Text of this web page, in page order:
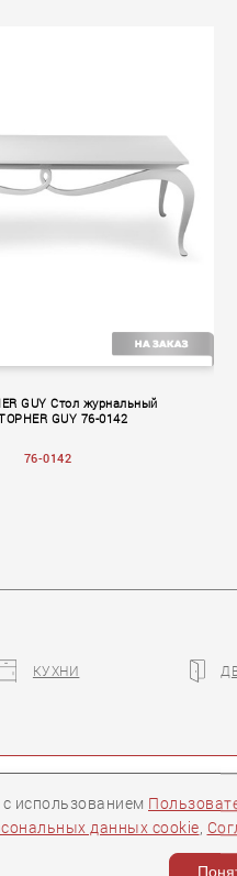
GUY Стол журнальный
GUY 76-0142
76-0142
использованием
данных cookie,
КУХНИ
Контакты